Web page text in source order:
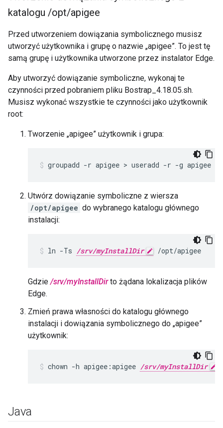
katalogu /opt/apigee
Przed utworzeniem dowiązania symbolicznego musisz
utworzyć użytkownika i grupę o nazwie „apigee”. To jest tę
samą grupę i użytkownika utworzone przez instalator Edge.
Aby utworzyć dowiązanie symboliczne, wykonaj te
czynności przed pobraniem pliku Bostrap_4.18.05.sh.
Musisz wykonać wszystkie te czynności jako użytkownik
root:
Tworzenie „apigee” użytkownik i grupa:
groupadd -r apigee > useradd -r -g apigee
Utwórz dowiązanie symboliczne z wiersza
/opt/apigee do wybranego katalogu głównego
instalacji:
ln -Ts /srv/myInstallDir /opt/apigee
Gdzie/srv/myInstallDirto żądana lokalizacja plików
Edge.
Zmień prawa własności do katalogu głównego
instalacji i dowiązania symbolicznego do „apigee”
użytkownik:
chown -h apigee:apigee /srv/myInstallDir
Java